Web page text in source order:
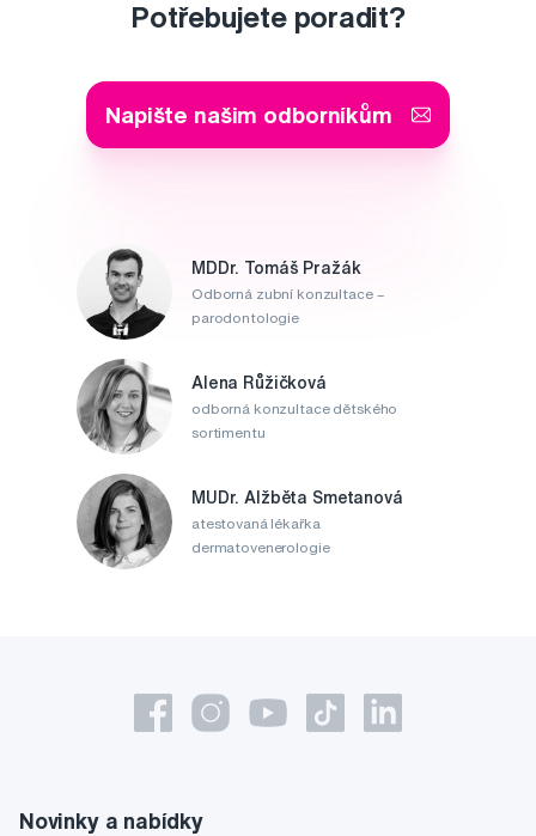
Potřebujete poradit?
Napište našim odborníkům
MDDr. Tomáš Pražák
Odborná zubní konzultace –
parodontologie
Alena Růžičková
odborná konzultace dětského
sortimentu
MUDr. Alžběta Smetanová
atestovaná lékařka
dermatovenerologie
Novinky a nabídky